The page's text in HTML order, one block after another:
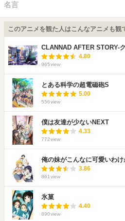
名言
このアニメを観た人はこんなアニメも観
CLANNAD AFTER STORY-
4.80
965view
とある科学の超電磁砲S
5.00
556view
僕は友達が少ないNEXT
4.33
772view
俺の妹がこんなに可愛いわけ
3.86
861 view
氷菓
4.40
890view